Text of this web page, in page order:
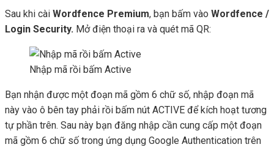
Sau khi cài Wordfence Premium, bạn bấm vào Wordfence /
Login Security. Mở điện thoại ra và quét mã QR:
Nhập mã rồi bấm Active
Bạn nhận được một đoạn mã gồm 6 chữ số, nhập đoạn mã
này vào ô bên tay phải rồi bấm nút ACTIVE để kích hoạt tương
tự phần trên. Sau này bạn đăng nhập cần cung cấp một đoạn
mã gồm 6 chữ số trong ứng dụng Google Authentication trên